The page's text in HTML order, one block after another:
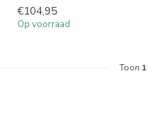
€104,95
Op voorraad
Toon 1